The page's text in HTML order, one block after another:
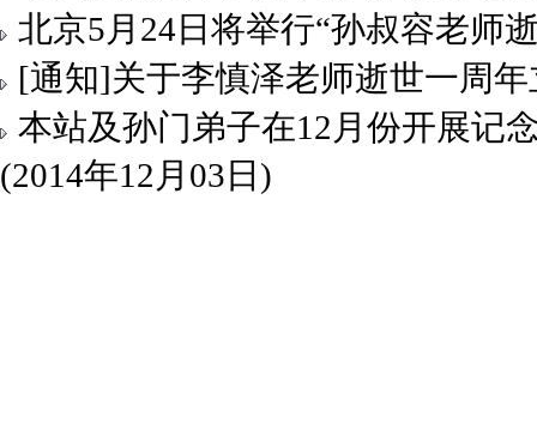
北京5月24日将举行“孙叔容老师
[通知]关于李慎泽老师逝世一周
本站及孙门弟子在12月份开展记
(2014年12月03日)